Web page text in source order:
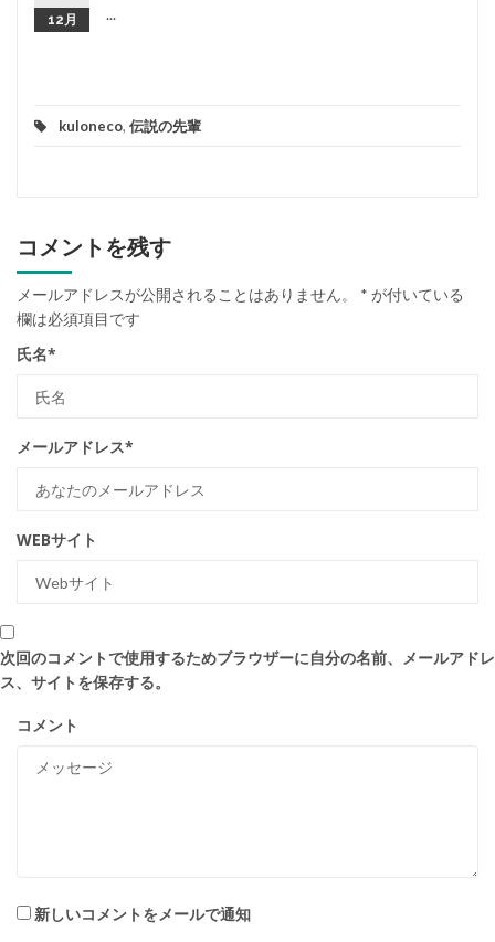
12月 ...
kuloneco, 伝説の先輩
コメントを残す
メールアドレスが公開されることはありません。 * が付いている
欄は必須項目です
氏名*
メールアドレス*
WEBサイト
次回のコメントで使用するためブラウザーに自分の名前、メールアドレ
ス、サイトを保存する。
コメント
新しいコメントをメールで通知